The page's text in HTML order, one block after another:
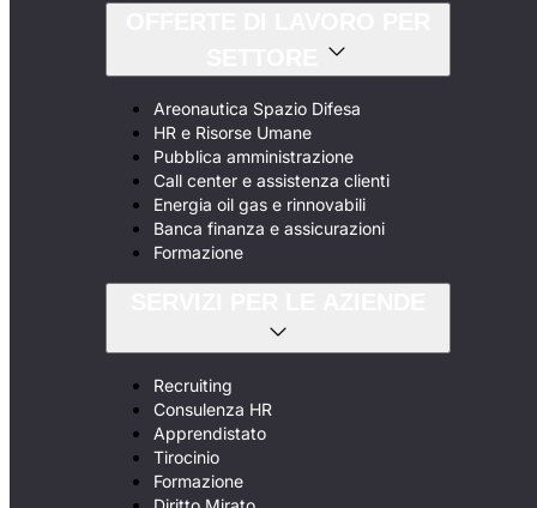
Areonautica Spazio Difesa
HR e Risorse Umane
Pubblica amministrazione
Call center e assistenza clienti
Energia oil gas e rinnovabili
Banca finanza e assicurazioni
Formazione
Recruiting
Consulenza HR
Apprendistato
Tirocinio
Formazione